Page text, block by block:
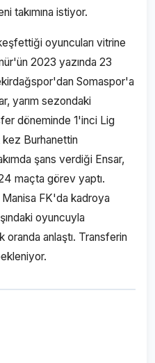
takımına istiyor.
oyuncuları vitrine
2023 yazında 23
Somaspor'a
yarım sezondaki
döneminde 1'inci Lig
kez Burhanettin
şans verdiği Ensar,
maçta görev yaptı.
FK'da kadroya
oyuncuyla
anlaştı. Transferin